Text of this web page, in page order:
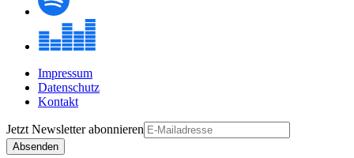
Impressum
Datenschutz
Kontakt
Jetzt Newsletterabonnieren
Absenden